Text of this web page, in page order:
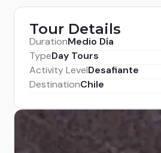
Tour Details
DurationMedio Día
TypeDay Tours
Activity LevelDesafiante
DestinationChile